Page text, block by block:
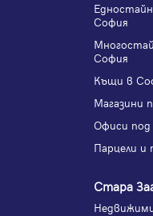
София
София
Къщи в
Магазини
Офиси
Парцели и
Стара